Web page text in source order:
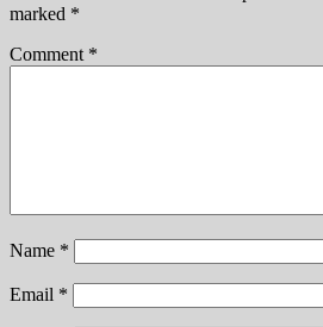
marked *
Comment *
Name *
Email *